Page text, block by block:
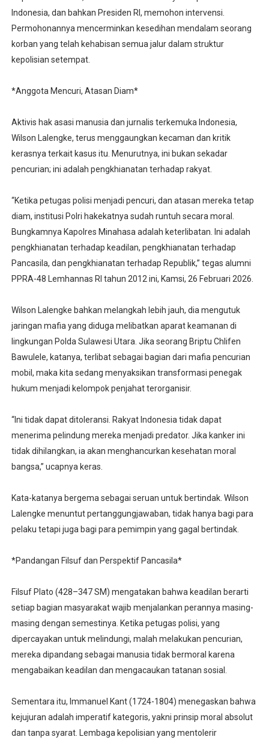
Indonesia, dan bahkan Presiden RI, memohon intervensi.
Permohonannya mencerminkan kesedihan mendalam seorang
korban yang telah kehabisan semua jalur dalam struktur
kepolisian setempat.
*Anggota Mencuri, Atasan Diam*
Aktivis hak asasi manusia dan jurnalis terkemuka Indonesia,
Wilson Lalengke, terus menggaungkan kecaman dan kritik
kerasnya terkait kasus itu. Menurutnya, ini bukan sekadar
pencurian; ini adalah pengkhianatan terhadap rakyat.
“Ketika petugas polisi menjadi pencuri, dan atasan mereka tetap
diam, institusi Polri hakekatnya sudah runtuh secara moral.
Bungkamnya Kapolres Minahasa adalah keterlibatan. Ini adalah
pengkhianatan terhadap keadilan, pengkhianatan terhadap
Pancasila, dan pengkhianatan terhadap Republik,” tegas alumni
PPRA-48 Lemhannas RI tahun 2012 ini, Kamsi, 26 Februari 2026.
Wilson Lalengke bahkan melangkah lebih jauh, dia mengutuk
jaringan mafia yang diduga melibatkan aparat keamanan di
lingkungan Polda Sulawesi Utara. Jika seorang Briptu Chlifen
Bawulele, katanya, terlibat sebagai bagian dari mafia pencurian
mobil, maka kita sedang menyaksikan transformasi penegak
hukum menjadi kelompok penjahat terorganisir.
“Ini tidak dapat ditoleransi. Rakyat Indonesia tidak dapat
menerima pelindung mereka menjadi predator. Jika kanker ini
tidak dihilangkan, ia akan menghancurkan kesehatan moral
bangsa,” ucapnya keras.
Kata-katanya bergema sebagai seruan untuk bertindak. Wilson
Lalengke menuntut pertanggungjawaban, tidak hanya bagi para
pelaku tetapi juga bagi para pemimpin yang gagal bertindak.
*Pandangan Filsuf dan Perspektif Pancasila*
Filsuf Plato (428–347 SM) mengatakan bahwa keadilan berarti
setiap bagian masyarakat wajib menjalankan perannya masing-
masing dengan semestinya. Ketika petugas polisi, yang
dipercayakan untuk melindungi, malah melakukan pencurian,
mereka dipandang sebagai manusia tidak bermoral karena
mengabaikan keadilan dan mengacaukan tatanan sosial.
Sementara itu, Immanuel Kant (1724-1804) menegaskan bahwa
kejujuran adalah imperatif kategoris, yakni prinsip moral absolut
dan tanpa syarat. Lembaga kepolisian yang mentolerir